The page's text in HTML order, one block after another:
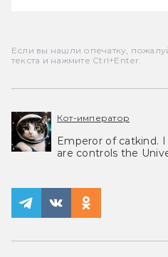
Если вы нашли опечатку,
текста и нажмите Ctrl+Enter.
Кот-император
Emperor of catkind.
are controls the